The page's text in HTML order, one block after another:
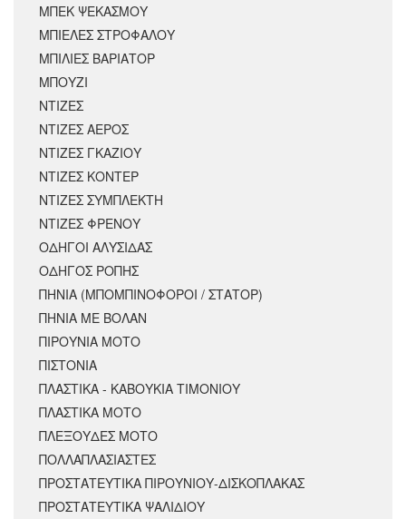
ΜΠΕΚ ΨΕΚΑΣΜΟΥ
ΜΠΙΕΛΕΣ ΣΤΡΟΦΑΛΟΥ
ΜΠΙΛΙΕΣ ΒΑΡΙΑΤΟΡ
ΜΠΟΥΖΙ
ΝΤΙΖΕΣ
ΝΤΙΖΕΣ ΑΕΡΟΣ
ΝΤΙΖΕΣ ΓΚΑΖΙΟΥ
ΝΤΙΖΕΣ ΚΟΝΤΕΡ
ΝΤΙΖΕΣ ΣΥΜΠΛΕΚΤΗ
ΝΤΙΖΕΣ ΦΡΕΝΟΥ
ΟΔΗΓΟΙ ΑΛΥΣΙΔΑΣ
ΟΔΗΓΟΣ ΡΟΠΗΣ
ΠΗΝΙΑ (ΜΠΟΜΠΙΝΟΦΟΡΟΙ / ΣΤΑΤΟΡ)
ΠΗΝΙΑ ΜΕ ΒΟΛΑΝ
ΠΙΡΟΥΝΙΑ ΜΟΤΟ
ΠΙΣΤΟΝΙΑ
ΠΛΑΣΤΙΚΑ - ΚΑΒΟΥΚΙΑ ΤΙΜΟΝΙΟΥ
ΠΛΑΣΤΙΚΑ ΜΟΤΟ
ΠΛΕΞΟΥΔΕΣ ΜΟΤΟ
ΠΟΛΛΑΠΛΑΣΙΑΣΤΕΣ
ΠΡΟΣΤΑΤΕΥΤΙΚΑ ΠΙΡΟΥΝΙΟΥ-ΔΙΣΚΟΠΛΑΚΑΣ
ΠΡΟΣΤΑΤΕΥΤΙΚΑ ΨΑΛΙΔΙΟΥ